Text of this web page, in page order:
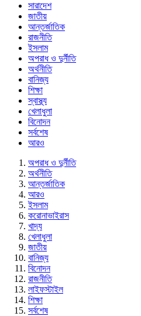
সারাদেশ
জাতীয়
আন্তর্জাতিক
রাজনীতি
ইসলাম
অপরাধ ও দুর্নীতি
অর্থনীতি
বানিজ্য
শিক্ষা
স্বাস্থ্য
খেলাধুলা
বিনোদন
সর্বশেষ
আরও
অপরাধ ও দুর্নীতি
অর্থনীতি
আন্তর্জাতিক
আরও
ইসলাম
করোনাভাইরাস
খাদ্য
খেলাধুলা
জাতীয়
বানিজ্য
বিনোদন
রাজনীতি
লাইফস্টাইল
শিক্ষা
সর্বশেষ